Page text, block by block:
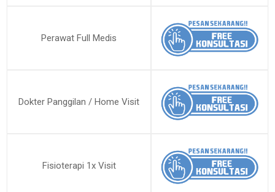
Perawat Full Medis
Dokter Panggilan / Home Visit
Fisioterapi 1x Visit